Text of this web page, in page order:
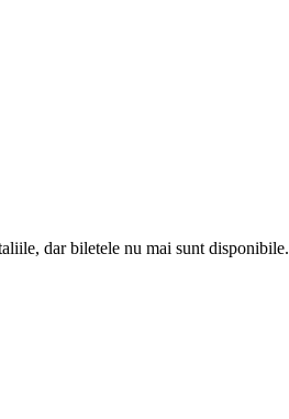
dar biletele nu mai sunt disponibile.